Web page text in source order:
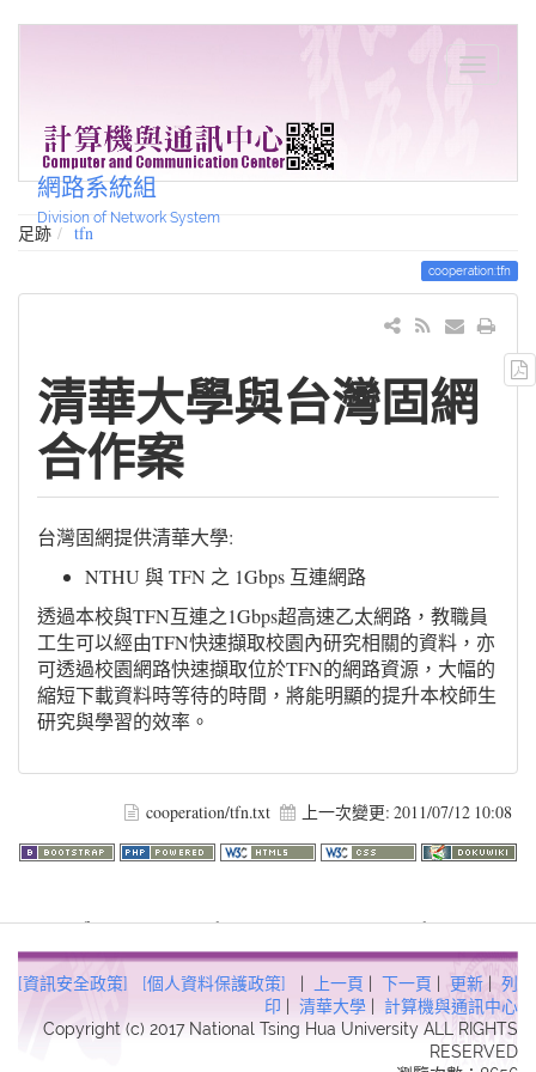
網路系統組
Division of Network System
足跡 tfn
cooperation:tfn
清華大學與台灣固網
合作案
台灣固網提供清華大學:
NTHU 與 TFN 之 1Gbps 互連網路
透過本校與TFN互連之1Gbps超高速乙太網路，教職員
工生可以經由TFN快速擷取校園內研究相關的資料，亦
可透過校園網路快速擷取位於TFN的網路資源，大幅的
縮短下載資料時等待的時間，將能明顯的提升本校師生
研究與學習的效率。
cooperation/tfn.txt 上一次變更: 2011/07/12 10:08
[資訊安全政策] [個人資料保護政策] | 上一頁 | 下一頁 | 更新 | 列
印 | 清華大學 | 計算機與通訊中心
Copyright (c) 2017 National Tsing Hua University ALL RIGHTS
RESERVED
Warning: file_get_contents(http://www.geoplugin.net/php.gp?
ip=216.73.217.16): failed to open stream: HTTP request failed!
HTTP/1.1 403 Forbidden in
/usr/local/dokuwiki2017/lib/plugins/quickstats/action.phpon line